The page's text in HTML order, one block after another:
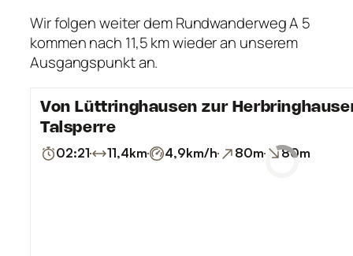
Wir folgen weiter dem Rundwanderweg A 5
kommen nach 11,5 km wieder an unserem
Ausgangspunkt an.